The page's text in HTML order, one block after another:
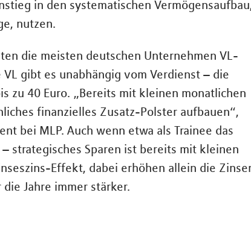
in den systematischen
nutzen.
die meisten deutschen Unternehmen VL-
gibt es unabhängig vom Verdienst – die
zu 40 Euro. „Bereits mit kleinen monatlichen
finanzielles Zusatz-Polster aufbauen“,
bei MLP. Auch wenn etwa als Trainee das
strategisches Sparen ist bereits mit kleinen
Effekt, dabei erhöhen allein die
Jahre immer stärker.